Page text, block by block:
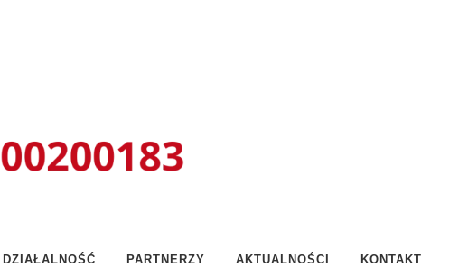
DZIAŁALNOŚĆ PARTNERZY AKTUALNOŚCI KONTAKT